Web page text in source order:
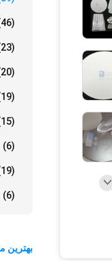
(46)
(23)
(20)
(19)
(15)
(6)
(19)
(6)
بهترین